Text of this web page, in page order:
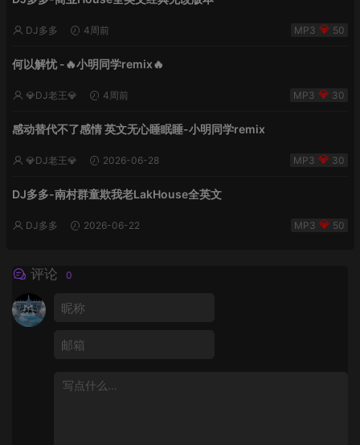
DJ多多 4周前 50
何以解忧 -🔥小明同学remix🔥
💎DJ老王💎 4周前 30
感动替代不了感情 英文无心睡眠睡-小明同学remix
💎DJ老王💎 2026-06-28 30
DJ多多-南村群童欺我老LakHouse全英文
DJ多多 2026-06-22 50
评论 0